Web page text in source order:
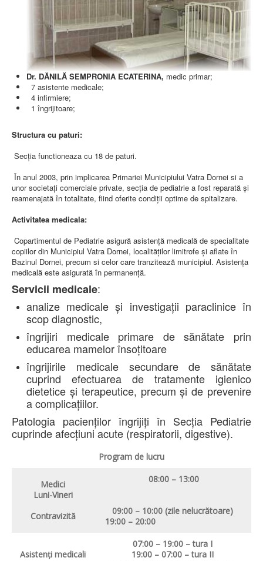
AMBULATOR ORTOPEDIE ȘI TRAUMATOLOGIE
AMBULATOR MEDICINĂ INTERNĂ
AMBULATOR NEUROLOGIE
AMBULATOR PEDIATRIE
AMBULATOR ÎNGRIJIRI PALIATIVE
MANAGEMENT
PROIECT DE MANAGEMENT 2026
PLAN STRATEGIC 2021 - 2025
PROIECT DE MANAGEMENT 2021
PROIECT DE MANAGEMENT 2017
COMITET DIRECTOR
SISTEMULUI DE CALITATE 2019
INTEGRITATE
ADMINISTRATIV
RESURSE UMANE
INFORMAŢII
JURIDIC
LEGISLAȚIE
ECONOMIC
ACHIZIŢII PUBLICE
BUGET
CONTRACTE C.A.S.
CONTRACTE PROGRAME NAȚIONALE
CHELTUIELI
CONSILIU DE ETICĂ
CONTACT
INFORMAŢII CONTACT
RUTE ACCES
RELAȚIA CU MASS-MEDIA
PURTĂTOR DE CUVÂNT
REGULI ACCES MASS-MEDIA
ORAR AUDIENŢE
Dr. DĂNILĂ SEMPRONIA ECATERINA, medic primar;
7 asistente medicale;
4 infirmiere;
1 îngrijitoare;
Structura cu paturi:
Secţia functioneaza cu 18 de paturi.
În anul 2003, prin implicarea Primariei Municipiului Vatra Dornei si a
unor societaţi comerciale private, secţia de pediatrie a fost reparată şi
reamenajată în totalitate, fiind oferite condiţii optime de spitalizare.
Activitatea medicala:
Copartimentul de Pediatrie asigură asistenţă medicală de specialitate
copiilor din Municipiul Vatra Dornei, localităţilor limitrofe şi aflate în
Bazinul Dornei, precum si celor care tranzitează municipiul. Asistenţa
medicală este asigurată în permanenţă.
Servicii medicale:
analize medicale și investigații paraclinice în
scop diagnostic,
îngrijiri medicale primare de sănătate prin
educarea mamelor însoțitoare
îngrijirile medicale secundare de sănătate
cuprind efectuarea de tratamente igienico
dietetice și terapeutice, precum și de prevenire
a complicațiilor.
Patologia pacienților îngrijiți în Secția Pediatrie
cuprinde afecțiuni acute (respiratorii, digestive).
Program de lucru
Medici
Luni-Vineri
Contravizită
08:00 – 13:00
09:00 – 10:00 (zile nelucrătoare)
19:00 – 20:00
Asistenţi medicali
07:00 – 19:00 – tura I
19:00 – 07:00 – tura II